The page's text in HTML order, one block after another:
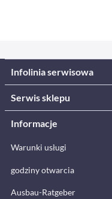
Infolinia serwisowa
Serwis sklepu
Informacje
Warunki usługi
godziny otwarcia
Ausbau-Ratgeber